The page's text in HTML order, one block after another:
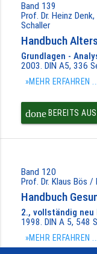
Band 139
Prof. Dr. Heinz
Schaller
Handbuch
Grundlagen -
2003. DIN A5, 336
»MEHR ERFAHREN ...
doneBEREITS
Band 120
Prof. Dr. Klaus Bös /
Handbuch
2., vollständig
1998. DIN A 5, 548
»MEHR ERFAHREN ...